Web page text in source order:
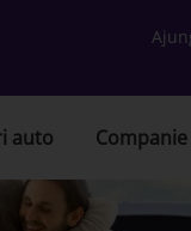
auto Companie